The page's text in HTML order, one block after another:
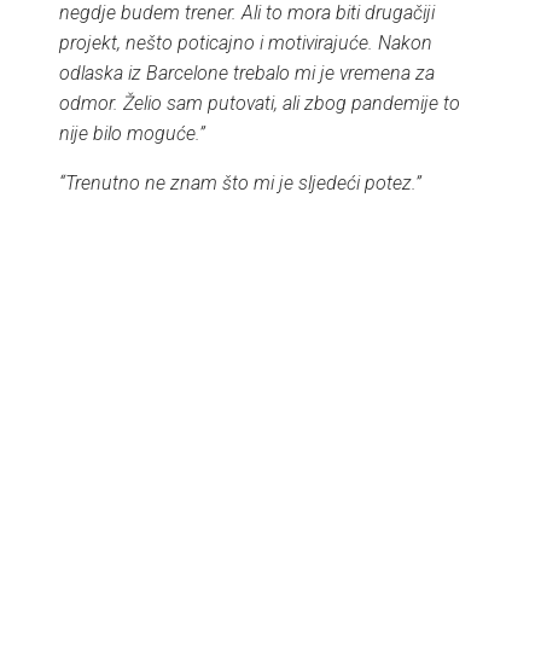
negdje budem trener. Ali to mora biti drugačiji
projekt, nešto poticajno i motivirajuće. Nakon
odlaska iz Barcelone trebalo mi je vremena za
odmor. Želio sam putovati, ali zbog pandemije to
nije bilo moguće.”
“Trenutno ne znam što mi je sljedeći potez.”